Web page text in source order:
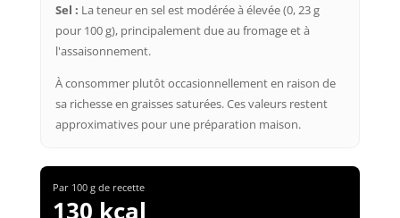
Sel : La teneur en sel est modérée à élevée (0, 23 g
pour 100 g), principalement due au fromage et à
l'assaisonnement.
À consommer plutôt occasionnellement en raison de
sa richesse en graisses saturées. Ces valeurs restent
approximatives pour une préparation maison.
Par 100 g de recette
130 kcal